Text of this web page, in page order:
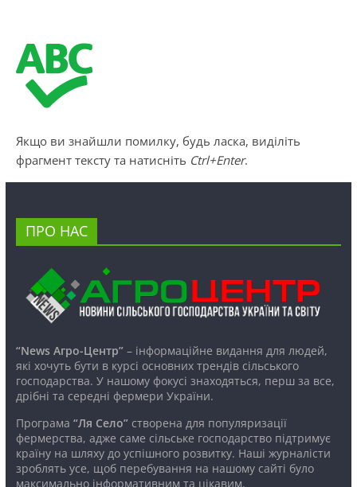
Якщо ви знайшли помилку, будь ласка, виділіть
фрагмент тексту та натисніть Ctrl+Enter.
ПРО НАС
“News Агро-Центр”– інформаційне видання для людей,
які хочуть бути в курсі основних трендів сільського
господарства. У нашому фокусі знаходяться, перш за все,
дрібні та середні фермери України.
Програма “Ля Село”створена для популяризації
фермерства, адже саме сільське господарство підтримує
країну на шляху до успішного розвитку. Наші журналісти
зроблять усе, щоб перебування на нашому сайті було
максимально інформативним та цікавим.